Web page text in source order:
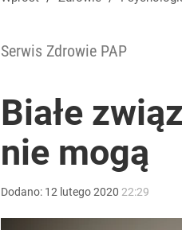
Serwis Zdrowie PAP
Białe
nie mogą
Dodano: 12 lutego2020 22:29